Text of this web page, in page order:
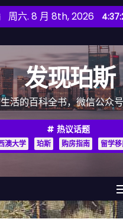
周六. 8 月 8th, 2026
发现珀斯
活的百科全书，微信公众
热议话题
澳大学 珀斯 购房指南 留学